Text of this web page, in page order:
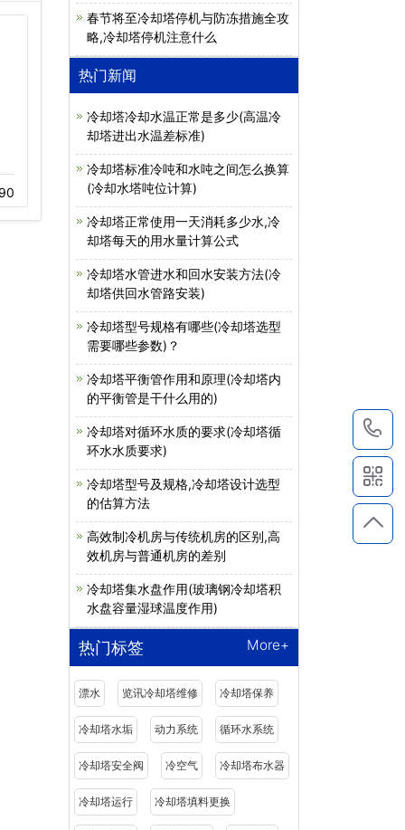
冷却塔电机不转…
11-23 543
冷却塔消音器…
春节将至冷却塔停机与防冻措施全攻
略,冷却塔停机注意什么
热门新闻
冷却塔冷却水温正常是多少(高温冷
却塔进出水温差标准)
冷却塔标准冷吨和水吨之间怎么换算
(冷却水塔吨位计算)
冷却塔正常使用一天消耗多少水,冷
却塔每天的用水量计算公式
冷却塔水管进水和回水安装方法(冷
却塔供回水管路安装)
冷却塔型号规格有哪些(冷却塔选型
需要哪些参数)？
冷却塔平衡管作用和原理(冷却塔内
的平衡管是干什么用的)
冷却塔对循环水质的要求(冷却塔循
环水水质要求)
冷却塔型号及规格,冷却塔设计选型
的估算方法
高效制冷机房与传统机房的区别,高
效机房与普通机房的差别
冷却塔集水盘作用(玻璃钢冷却塔积
水盘容量湿球温度作用)
热门标签 More+
漂水 览讯冷却塔维修 冷却塔保养
冷却塔水垢 动力系统 循环水系统
冷却塔安全阀 冷空气 冷却塔布水器
冷却塔运行 冷却塔填料更换